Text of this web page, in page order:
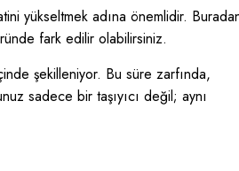
yükseltmek adına önemlidir.
fark edilir olabilirsiniz.
şekilleniyor. Bu süre zarfında,
sadece bir taşıyıcı değil; aynı